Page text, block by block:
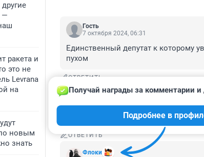
другие
—
ракета и
это не
Levrana
на
новым
знать
Гость
7 октября 2024, 06:31
Единственный депутат к которому
пухом
ОТВЕТИТЬ
Гость
Оторвался у него тромб, совпадение?
ОТВЕТИТЬ
Флоки
Получай награды за комментарии и
Подробнее в